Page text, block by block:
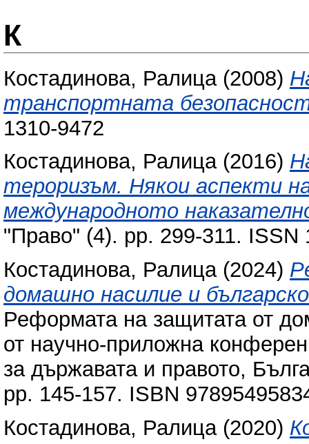
К
Костадинова, Ралица(2008)
транспортната
1310-9472
Костадинова, Ралица(2016)
тероризъм. Някои аспекти
международното
"Право" (4). pp. 299-311. ISSN
Костадинова, Ралица(2024)
домашно насилие и
Реформата на защитата от
от научно-приложна
за държавата и правото,
pp. 145-157. ISBN
Костадинова, Ралица(2020)